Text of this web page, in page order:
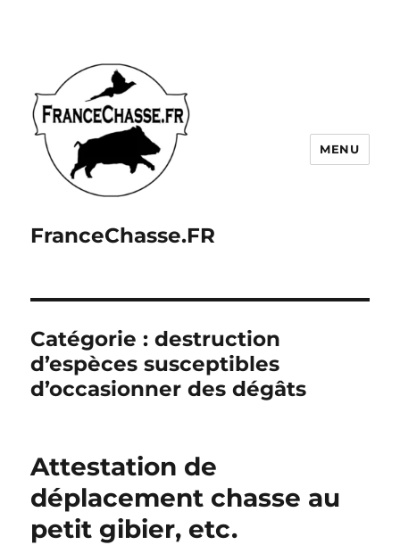
FranceChasse.FR
MENU
Catégorie :destruction
d’espèces susceptibles
d’occasionner des dégâts
Attestation de
déplacement chasse au
petit gibier, etc.